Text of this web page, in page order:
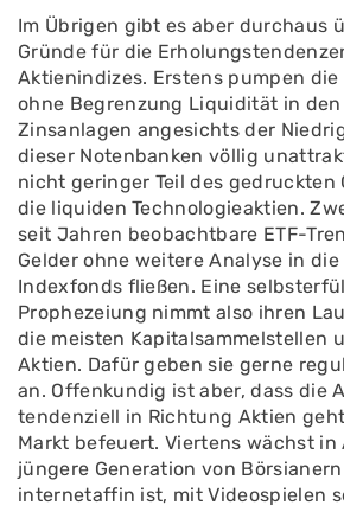
Im Übrigen gibt es aber durchaus
Gründe für die
Aktienindizes. Erstens pumpen die
ohne Begrenzung Liquidität in den
Zinsanlagen angesichts der
dieser Notenbanken völlig
nicht geringer Teil des gedruckten
die liquiden Technologieaktien.
seit Jahren beobachtbare ETF-
Gelder ohne weitere Analyse in die
Indexfonds fließen. Eine
Prophezeiung nimmt also ihren
die meisten Kapitalsammelstellen
Aktien. Dafür geben sie gerne
an. Offenkundig ist aber, dass die
tendenziell in Richtung Aktien
Markt befeuert. Viertens wächst in
jüngere Generation von
internetaffin ist, mit Videospielen